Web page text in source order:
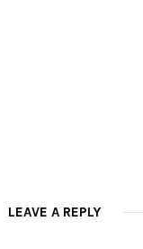
LEAVE A REPLY